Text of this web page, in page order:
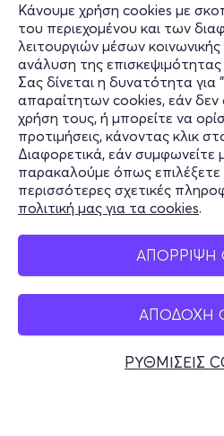
Κάνουμε χρήση cookies με
του περιεχομένου και των
λειτουργιών μέσων
ανάλυση της
Σας δίνεται η δυνατότητα
απαραίτητων cookies, εάν δεν
χρήση τους, ή μπορείτε να
προτιμήσεις, κάνοντας κλικ
Διαφορετικά, εάν
παρακαλούμε όπως
περισσότερες σχετικές
πολιτική μας για τα cookies.
ΑΠΟΡΡΙΨΗ
ΑΠΟΔΟΧΗ
ΡΥΘΜΙΣΕΙΣ
Πληροφορίες
Υποστήριξη
Stay Connected
Mobile app